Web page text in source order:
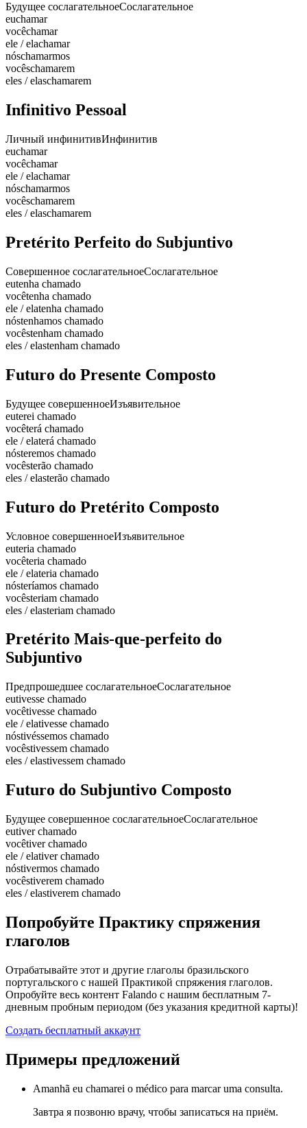
Будущее сослагательноеСослагательное
euchamar
vocêchamar
ele / elachamar
nóschamarmos
vocêschamarem
eles / elaschamarem
Infinitivo Pessoal
Личный инфинитивИнфинитив
euchamar
vocêchamar
ele / elachamar
nóschamarmos
vocêschamarem
eles / elaschamarem
Pretérito Perfeito do Subjuntivo
Совершенное сослагательноеСослагательное
eutenha chamado
vocêtenha chamado
ele / elatenha chamado
nóstenhamos chamado
vocêstenham chamado
eles / elastenham chamado
Futuro do Presente Composto
Будущее совершенноеИзъявительное
euterei chamado
vocêterá chamado
ele / elaterá chamado
nósteremos chamado
vocêsterão chamado
eles / elasterão chamado
Futuro do Pretérito Composto
Условное совершенноеИзъявительное
euteria chamado
vocêteria chamado
ele / elateria chamado
nósteríamos chamado
vocêsteriam chamado
eles / elasteriam chamado
Pretérito Mais-que-perfeito do
Subjuntivo
Предпрошедшее сослагательноеСослагательное
eutivesse chamado
vocêtivesse chamado
ele / elativesse chamado
nóstivéssemos chamado
vocêstivessem chamado
eles / elastivessem chamado
Futuro do Subjuntivo Composto
Будущее совершенное сослагательноеСослагательное
eutiver chamado
vocêtiver chamado
ele / elativer chamado
nóstivermos chamado
vocêstiverem chamado
eles / elastiverem chamado
Попробуйте Практику спряжения
глаголов
Отрабатывайте этот и другие глаголы бразильского
португальского с нашей Практикой спряжения глаголов.
Опробуйте весь контент Falando с нашим бесплатным 7-
дневным пробным периодом (без указания кредитной карты)!
Создать бесплатный аккаунт
Примеры предложений
Amanhã eu chamarei o médico para marcar uma consulta.
Завтра я позвоню врачу, чтобы записаться на приём.